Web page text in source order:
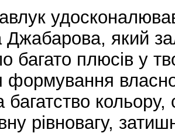
який
багато плюсів у
формування
багатство
рівновагу,